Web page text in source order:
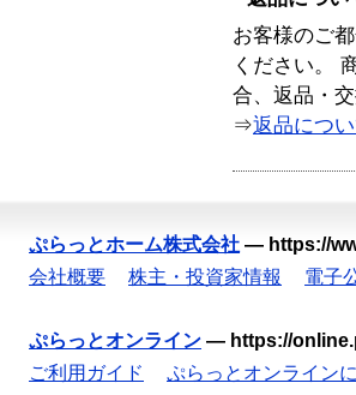
お客様のご
ください。
合、返品・
⇒返品につ
ぷらっとホーム株式会社 — https://
会社概要
株主・投資家情報 電子
ぷらっとオンライン — https://
ご利用ガイド
ぷらっとオンライン